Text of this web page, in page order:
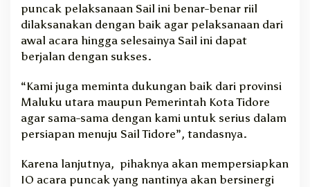
puncak pelaksanaan Sail ini benar-benar riil
dilaksanakan dengan baik agar pelaksanaan dari
awal acara hingga selesainya Sail ini dapat
berjalan dengan sukses.
“Kami juga meminta dukungan baik dari provinsi
Maluku utara maupun Pemerintah Kota Tidore
agar sama-sama dengan kami untuk serius dalam
persiapan menuju Sail Tidore”, tandasnya.
Karena lanjutnya, pihaknya akan mempersiapkan
IO acara puncak yang nantinya akan bersinergi